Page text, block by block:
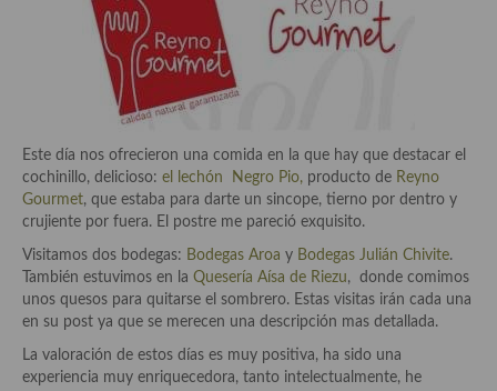
Mojos y pastas
Sales y polvos
Salsas y mojos
Adobos
Aperitivos
Bebidas
Bocadillos, hamburguesas, sándwich, emparedados, tostas y
demás
Entrantes y primeros platos
Este día nos ofrecieron una comida en la que hay que destacar el
cochinillo, delicioso: el lechón Negro Pio, producto de Reyno
Gourmet, que estaba para darte un sincope, tierno por dentro y
crujiente por fuera. El postre me pareció exquisito.
Visitamos dos bodegas: Bodegas Aroa y Bodegas Julián Chivite.
También estuvimos en la Quesería Aísa de Riezu, donde comimos
unos quesos para quitarse el sombrero. Estas visitas irán cada una
en su post ya que se merecen una descripción mas detallada.
La valoración de estos días es muy positiva, ha sido una
experiencia muy enriquecedora, tanto intelectualmente, he